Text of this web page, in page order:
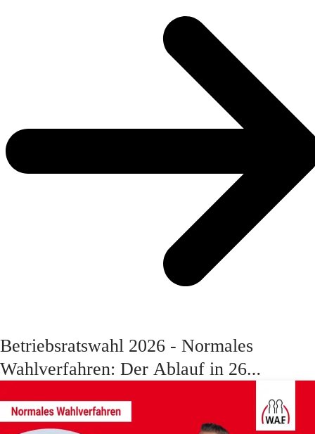
Be­triebs­rats­wahl 2026 - Nor­ma­les
Wahl­ver­fah­ren: Der Ablauf in 26